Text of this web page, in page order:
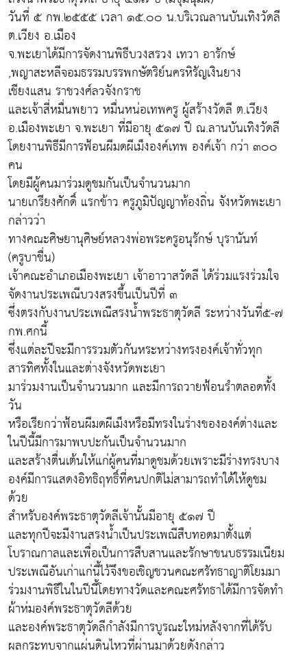
วันที่ ๕ กพ.๒๕๕๕ เวลา ๑๕.๐๐ น.บริเวณลานบันเทิงวัดลี
ต.เวียง อ.เมือง
จ.พะเยาได้มีการจัดงานพิธีบวงสรวง เทวา อารักษ์
,พญาสะหลีจอมธรรมบรรพกษัตริย์นครหิรัญเงินยาง
เชียงแสน ราชวงศ์ลวจังกราช
และเจ้าสี่หมื่นพยาว หมื่นหน่อเทพครู ผู้สร้างวัดลี ต.เวียง
อ.เมืองพะเยา จ.พะเยา ที่มีอายุ ๕๑๗ ปี ณ.ลานบันเทิงวัดลี
โดยงานพิธีมีการฟ้อนผีมดผีเม็งองค์เทพ องค์เจ้า กว่า ๓๐๐
คน
โดยมีผู้คนมาร่วมดูชมกันเป็นจำนวนมาก
นายเกรียงศักดิ์ แรกข้าว ครูภูมิปัญญาท้องถิ่น จังหวัดพะเยา
กล่าวว่า
ทางคณะศิษยานุศิษย์หลวงพ่อพระครูอนุรักษ์ บุรานันท์
(ครูบาชื่น)
เจ้าคณะอำเภอเมืองพะเยา เจ้าอาวาสวัดลี ได้ร่วมแรงร่วมใจ
จัดงานประเพณีบวงสรงขึ้นเป็นปีที่ ๓
ซึ่งตรงกับงานประเพณีสรงน้ำพระธาตุวัดลี ระหว่างวันที่๕-๗
กพ.ศกนี้
ซึ่งแต่ละปีจะมีการรวมตัวกันหระหว่างทรงองค์เจ้าทั่วทุก
สารทิศทั้งในและต่างจังหวัดพะเยา
มาร่วมงานเป็นจำนวนมาก และมีการถวายฟ้อนรำตลอดทั้ง
วัน
หรือเรียกว่าฟ้อนผีมดผีเม็งหรือมีทรงในร่างขององค์ต่างและ
ในปีนี้มีการมาพบปะกันเป็นจำนวนมาก
และสร้างตื่นเต้นให้แก่ผู้คนที่มาดูชมด้วยเพราะมีร่างทรงบาง
องค์มีการแสดงอิทธิฤทธิ์ที่คนปกติไม่สามารถทำใด้ให้ดูชม
ด้วย
สำหรับองค์พระธาตุวัดลีเจ้านั้นมีอายุ ๕๑๗ ปี
และทุกปีจะมีงานสรงน้ำเป็นประเพณีสืบทอดมาตั้งแต่
โบราณกาลและเพื่อเป็นการสืบสานและรักษาขนบธรรมเนียม
ประเพณีอันเก่าแก่นี้ไว้จึงขอเชิญชวนคณะศรัทธาญาติโยมมา
ร่วมงานพิธีในในปีนี้โดยทางวัดและคณะศรัทธาได้มีการจัดทำ
ผ้าห่มองค์พระธาตุวัดลีด้วย
และองค์พระธาตุวัดลีกำลังมีการบูรณะใหม่หลังจากที่ได้รับ
ผลกระทบจากแผ่นดินไหวที่ผ่านมาด้วยดังกล่าว